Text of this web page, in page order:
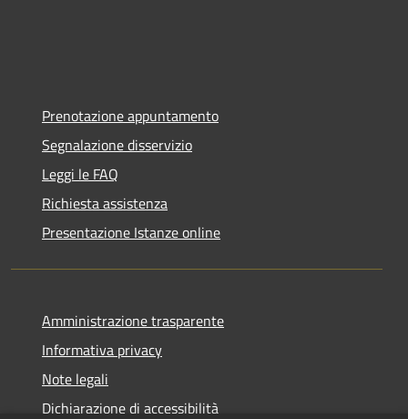
Prenotazione appuntamento
Segnalazione disservizio
Leggi le FAQ
Richiesta assistenza
Presentazione Istanze online
Amministrazione trasparente
Informativa privacy
Note legali
Dichiarazione di accessibilità